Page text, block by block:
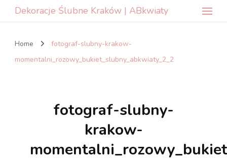
Dekoracje Ślubne Kraków | ABkwiaty
Home
fotograf-slubny-krakow-
momentalni_rozowy_bukiet_slubny_abkwiaty_2_2
fotograf-slubny-
krakow-